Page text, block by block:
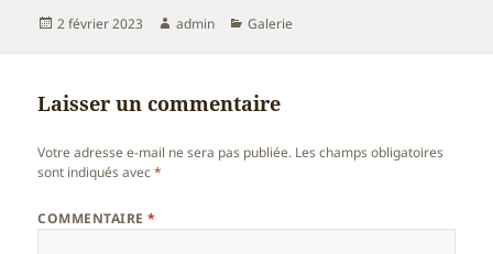
Publié
2 février 2023 Auteur
admin Catégories
Galerie
Laisser un commentaire
Votre adresse e-mail ne sera pas publiée. Les champs obligatoires
sont indiqués avec*
COMMENTAIRE*